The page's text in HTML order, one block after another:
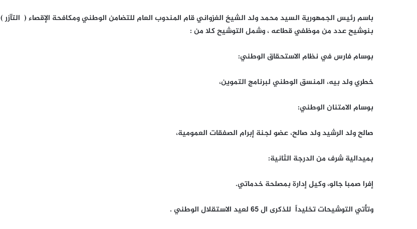
باسم رئيس الجمهورية السيد محمد ولد الشيخ الغزواني قام المندوب العام للتضامن الوطني ومكافحة الإقصاء ( التآزر )
بنوشيح عدد من موظفي قطاعه ، وشمل التوشيح كلا من :
بوسام فارس في نظام الاستحقاق الوطني:
خطري ولد بيه، المنسق الوطني لبرنامج التموين،
بوسام الامتنان الوطني:
صالح ولد الرشيد ولد صالح، عضو لجنة إبرام الصفقات العمومية،
بميدالية شرف من الدرجة الثانية:
إفرا صمبا جالو، وكيل إدارة بمصلحة خدماتي.
وتأتي التوشيحات تخليداً للذكرى ال 65 لعيد الاستقلال الوطني .